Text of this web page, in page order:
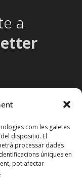
com les galetes
dispositiu. El
processar dades
úniques en
pot afectar
a